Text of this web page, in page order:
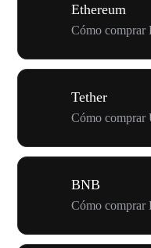
Ethereum
Cómo comprar
Tether
Cómo comprar
BNB
Cómo comprar